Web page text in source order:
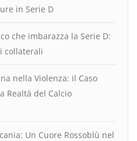
in Serie D
che imbarazza la Serie D:
collaterali
nella Violenza: il Caso
Realtà del Calcio
Un Cuore Rossoblù nel